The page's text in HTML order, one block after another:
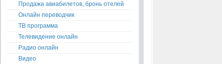
Продажа авиабилетов, бронь отелей
Онлайн переводчик
ТВ программа
Телевидение онлайн
Радио онлайн
Видео